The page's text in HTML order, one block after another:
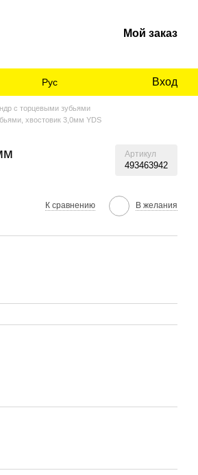
Мой заказ
Рус Вход
с торцевыми зубьями
хвостовик 3,0мм YDS
Артикул
493463942
К сравнению В желания